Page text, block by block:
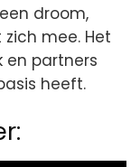
droom,
mee. Het
en partners
heeft.